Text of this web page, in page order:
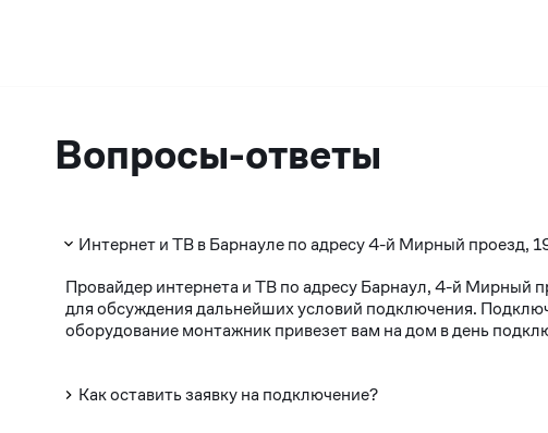
Вопросы-ответы
Интернет и ТВ в Барнауле по адресу 4-й Мирный проезд,
Провайдер интернета и ТВ по адресу Барнаул, 4-й Мирный
для обсуждения дальнейших условий подключения.
оборудование монтажник привезет вам на дом в день
Как оставить заявку на подключение?